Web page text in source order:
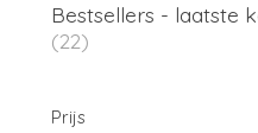
Bestsellers - laatste
(22)
Prijs